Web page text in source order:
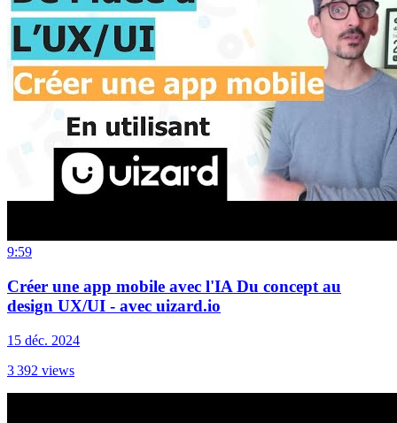
9:59
Créer une app mobile avec l'IA Du concept au
design UX/UI - avec uizard.io
15 déc. 2024
3 392 views